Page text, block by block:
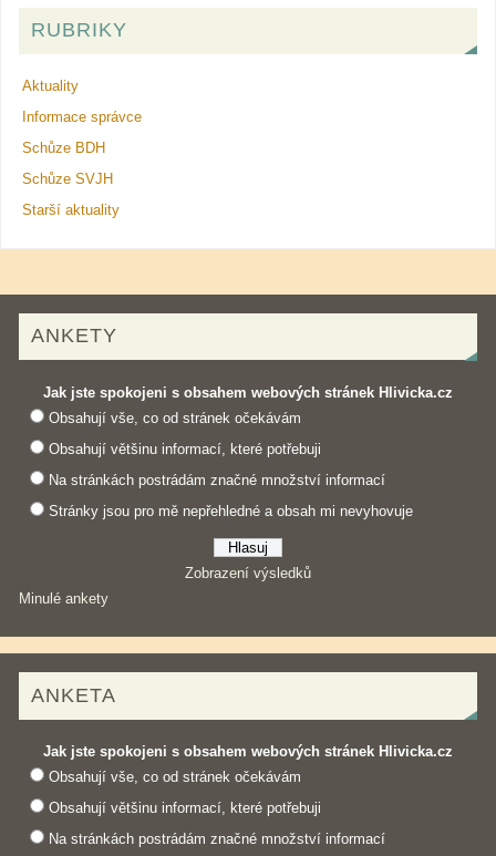
RUBRIKY
Aktuality
Informace správce
Schůze BDH
Schůze SVJH
Starší aktuality
ANKETY
Jak jste spokojeni s obsahem webových stránek Hlivicka.cz
Obsahují vše, co od stránek očekávám
Obsahují většinu informací, které potřebuji
Na stránkách postrádám značné množství informací
Stránky jsou pro mě nepřehledné a obsah mi nevyhovuje
Zobrazení výsledků
Minulé ankety
ANKETA
Jak jste spokojeni s obsahem webových stránek Hlivicka.cz
Obsahují vše, co od stránek očekávám
Obsahují většinu informací, které potřebuji
Na stránkách postrádám značné množství informací